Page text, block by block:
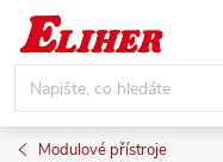
Přejít
obsah
Modulové přístroje